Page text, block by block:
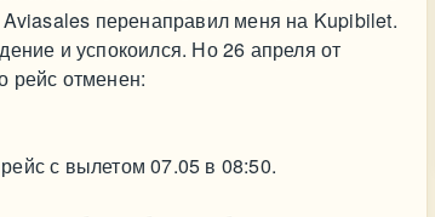
перенаправил меня на Kupibilet.
и успокоился. Но 26 апреля от
рейс отменен:
с вылетом 07.05 в 08:50.